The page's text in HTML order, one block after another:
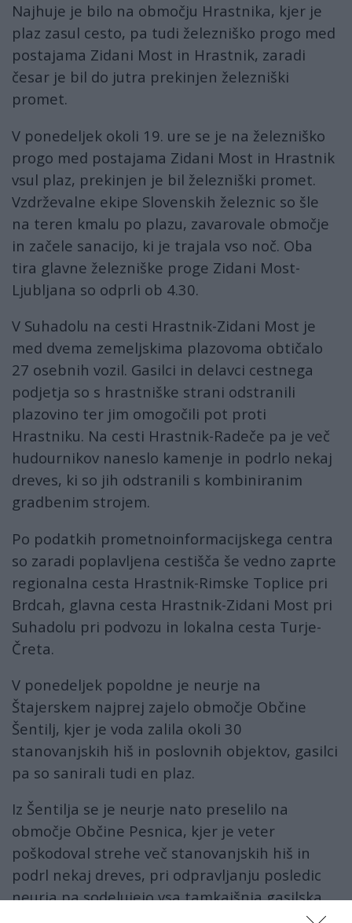
Najhuje je bilo na območju Hrastnika, kjer je
plaz zasul cesto, pa tudi železniško progo med
postajama Zidani Most in Hrastnik, zaradi
česar je bil do jutra prekinjen železniški
promet.
V ponedeljek okoli 19. ure se je na železniško
progo med postajama Zidani Most in Hrastnik
vsul plaz, prekinjen je bil železniški promet.
Vzdrževalne ekipe Slovenskih železnic so šle
na teren kmalu po plazu, zavarovale območje
in začele sanacijo, ki je trajala vso noč. Oba
tira glavne železniške proge Zidani Most-
Ljubljana so odprli ob 4.30.
V Suhadolu na cesti Hrastnik-Zidani Most je
med dvema zemeljskima plazovoma obtičalo
27 osebnih vozil. Gasilci in delavci cestnega
podjetja so s hrastniške strani odstranili
plazovino ter jim omogočili pot proti
Hrastniku. Na cesti Hrastnik-Radeče pa je več
hudournikov naneslo kamenje in podrlo nekaj
dreves, ki so jih odstranili s kombiniranim
gradbenim strojem.
Po podatkih prometnoinformacijskega centra
so zaradi poplavljena cestišča še vedno zaprte
regionalna cesta Hrastnik-Rimske Toplice pri
Brdcah, glavna cesta Hrastnik-Zidani Most pri
Suhadolu pri podvozu in lokalna cesta Turje-
Čreta.
V ponedeljek popoldne je neurje na
Štajerskem najprej zajelo območje Občine
Šentilj, kjer je voda zalila okoli 30
stanovanjskih hiš in poslovnih objektov, gasilci
pa so sanirali tudi en plaz.
Iz Šentilja se je neurje nato preselilo na
območje Občine Pesnica, kjer je veter
poškodoval strehe več stanovanjskih hiš in
podrl nekaj dreves, pri odpravljanju posledic
neurja pa sodelujejo vsa tamkajšnja gasilska
društva, so sporočili z Uprave RS za zaščito in